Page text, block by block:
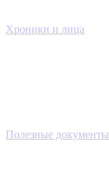
Хроники и лица
Полезные документы